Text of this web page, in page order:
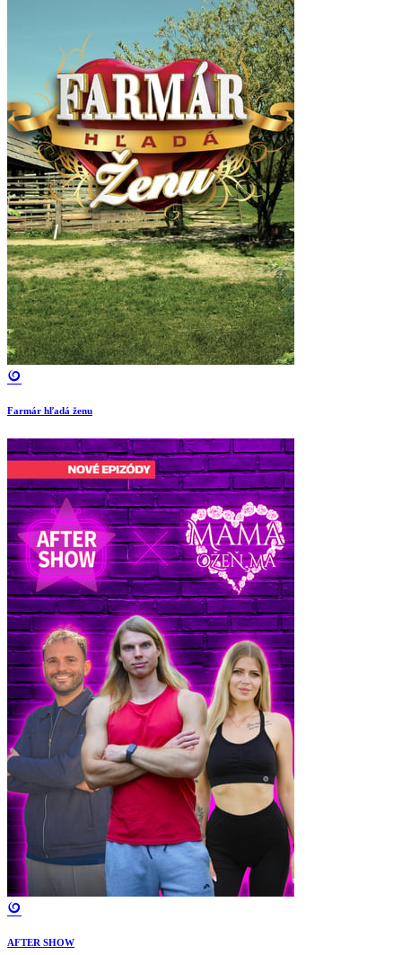
Farmár hľadá ženu
AFTER SHOW